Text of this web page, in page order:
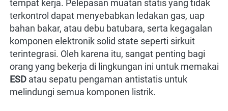
tempat kerja. Pelepasan muatan statis yang tidak
terkontrol dapat menyebabkan ledakan gas, uap
bahan bakar, atau debu batubara, serta kegagalan
komponen elektronik solid state seperti sirkuit
terintegrasi. Oleh karena itu, sangat penting bagi
ESD atau sepatu pengaman antistatis untuk
melindungi semua komponen listrik.